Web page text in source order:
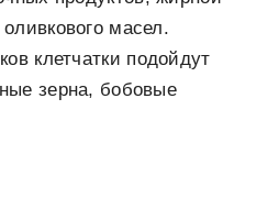
масел.
клетчатки подойдут
зерна, бобовые